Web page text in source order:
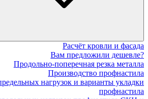
Расчёт кровли и фасада
Вам предложили дешевле?
Продольно-поперечная резка металла
Производство профнастила
нагрузок и варианты укладки
профнастила